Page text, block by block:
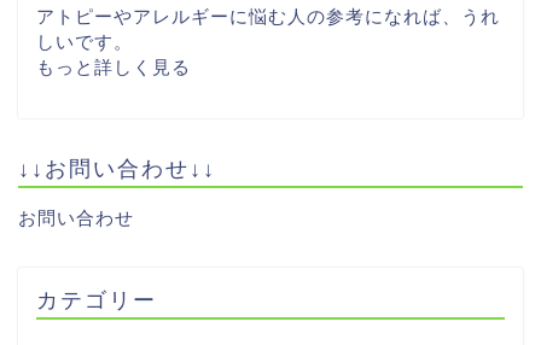
アトピーやアレルギーに悩む人の参考になれば、うれ
しいです。
もっと詳しく見る
↓↓お問い合わせ↓↓
お問い合わせ
カテゴリー